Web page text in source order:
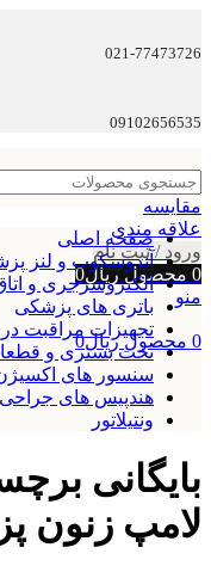
021-77473726
09102656535
مقایسه
علاقه مندی
ورود / ثبت نام
0 محصول ریال0
منو
0 محصول ریال0
صفحه اصلی
آندوسکوپ و لنز
الکتروسرجری و
باتری های پزشکی
تجهیزات مراقبت
تخت بستری و
سنسور های
هندپیس های جراحی
ونتیلاتور
بایگانی
لامپ زنون